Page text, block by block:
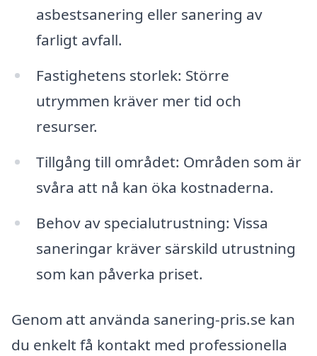
asbestsanering eller sanering av
farligt avfall.
Fastighetens storlek: Större
utrymmen kräver mer tid och
resurser.
Tillgång till området: Områden som är
svåra att nå kan öka kostnaderna.
Behov av specialutrustning: Vissa
saneringar kräver särskild utrustning
som kan påverka priset.
Genom att använda sanering-pris.se kan
du enkelt få kontakt med professionella